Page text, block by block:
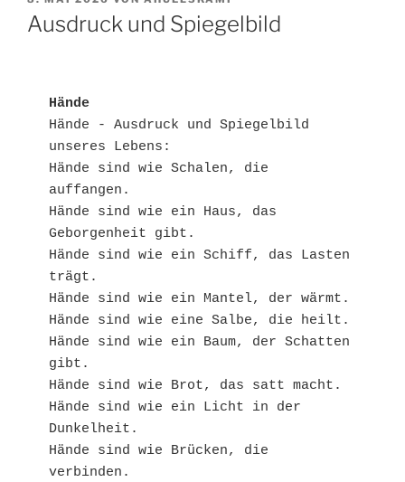
AM
Ausdruck und Spiegelbild
Hände
Hände - Ausdruck und Spiegelbild
unseres Lebens:
Hände sind wie Schalen, die
auffangen.
Hände sind wie ein Haus, das
Geborgenheit gibt.
Hände sind wie ein Schiff, das Lasten
trägt.
Hände sind wie ein Mantel, der wärmt.
Hände sind wie eine Salbe, die heilt.
Hände sind wie ein Baum, der Schatten
gibt.
Hände sind wie Brot, das satt macht.
Hände sind wie ein Licht in der
Dunkelheit.
Hände sind wie Brücken, die
verbinden.